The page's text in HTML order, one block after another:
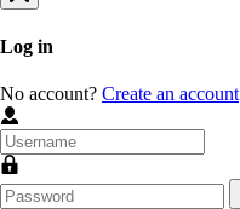
Log in
No account? Create an account